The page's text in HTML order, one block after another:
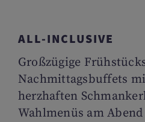
ALL-INCLUSIVE
Großzügige
Nachmittagsbuffets
herzhaften
Wahlmenüs am